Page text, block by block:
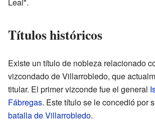
Leal".
Títulos históricos
Existe un título de nobleza relacionado
vizcondado de Villarrobledo, que
titular. El primer vizconde fue el general
Fábregas. Este título se le concedió por
batalla de Villarrobledo.